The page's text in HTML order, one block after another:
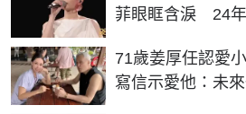
菲眼眶含淚 24
71歲姜厚任認愛
寫信示愛他：未